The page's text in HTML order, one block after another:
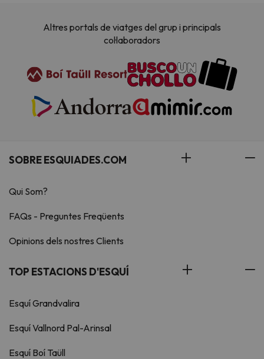
Altres portals de viatges del grup i principals
col·laboradors
SOBRE ESQUIADES.COM
Qui Som?
FAQs - Preguntes Freqüents
Opinions dels nostres Clients
TOP ESTACIONS D'ESQUÍ
Esquí Grandvalira
Esquí Vallnord Pal-Arinsal
Esquí Boí Taüll